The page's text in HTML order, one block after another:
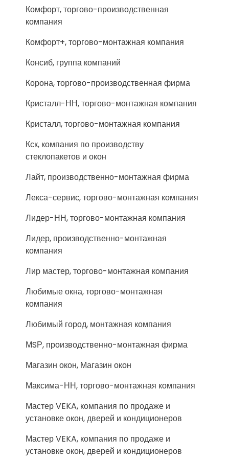
Комфорт, торгово-производственная
компания
Комфорт+, торгово-монтажная компания
Консиб, группа компаний
Корона, торгово-производственная фирма
Кристалл-НН, торгово-монтажная компания
Кристалл, торгово-монтажная компания
Кск, компания по производству
стеклопакетов и окон
Лайт, производственно-монтажная фирма
Лекса-сервис, торгово-монтажная компания
Лидер-НН, торгово-монтажная компания
Лидер, производственно-монтажная
компания
Лир мастер, торгово-монтажная компания
Любимые окна, торгово-монтажная
компания
Любимый город, монтажная компания
МSР, производственно-монтажная фирма
Магазин окон, Магазин окон
Максима-НН, торгово-монтажная компания
Мастер VEKA, компания по продаже и
установке окон, дверей и кондиционеров
Мастер VEKA, компания по продаже и
установке окон, дверей и кондиционеров